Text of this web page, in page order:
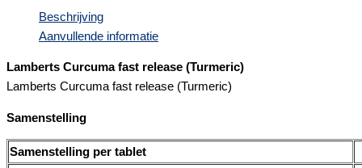
Beschrijving
Aanvullende informatie
Lamberts Curcuma fast release (Turmeric)
Lamberts Curcuma fast release (Turmeric)
Samenstelling
Samenstelling per tablet